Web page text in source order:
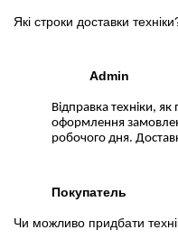
Які строки доставки
Admin
Відправка техніки,
оформлення
робочого дня.
Покупатель
Чи можливо придбати